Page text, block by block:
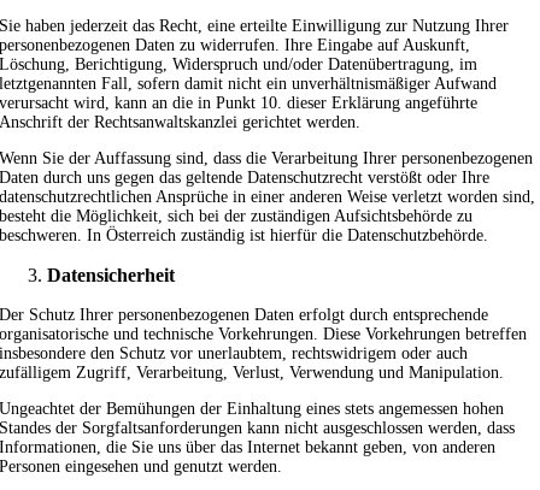
Sie haben jederzeit das Recht, eine erteilte Einwilligung zur Nutzung Ihrer
personenbezogenen Daten zu widerrufen. Ihre Eingabe auf Auskunft,
Löschung, Berichtigung, Widerspruch und/oder Datenübertragung, im
letztgenannten Fall, sofern damit nicht ein unverhältnismäßiger Aufwand
verursacht wird, kann an die in Punkt 10. dieser Erklärung angeführte
Anschrift der Rechtsanwaltskanzlei gerichtet werden.
Wenn Sie der Auffassung sind, dass die Verarbeitung Ihrer personenbezogenen
Daten durch uns gegen das geltende Datenschutzrecht verstößt oder Ihre
datenschutzrechtlichen Ansprüche in einer anderen Weise verletzt worden sind,
besteht die Möglichkeit, sich bei der zuständigen Aufsichtsbehörde zu
beschweren. In Österreich zuständig ist hierfür die Datenschutzbehörde.
Datensicherheit
Der Schutz Ihrer personenbezogenen Daten erfolgt durch entsprechende
organisatorische und technische Vorkehrungen. Diese Vorkehrungen betreffen
insbesondere den Schutz vor unerlaubtem, rechtswidrigem oder auch
zufälligem Zugriff, Verarbeitung, Verlust, Verwendung und Manipulation.
Ungeachtet der Bemühungen der Einhaltung eines stets angemessen hohen
Standes der Sorgfaltsanforderungen kann nicht ausgeschlossen werden, dass
Informationen, die Sie uns über das Internet bekannt geben, von anderen
Personen eingesehen und genutzt werden.